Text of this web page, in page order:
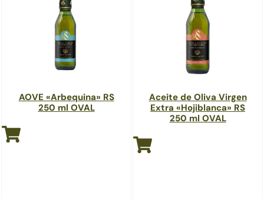
AOVE «Arbequina» RS
250 ml OVAL
Aceite de Oliva Virgen
Extra «Hojiblanca» RS
250 ml OVAL